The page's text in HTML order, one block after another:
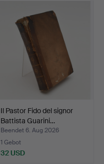
Il Pastor Fido del signor
Battista Guarini…
Beendet 6. Aug 2026
1 Gebot
32 USD